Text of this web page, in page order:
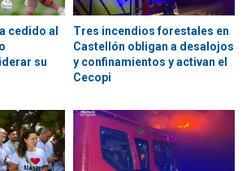
cedido al
su
Tres incendios forestales en
Castellón obligan a desalojos
y confinamientos y activan el
Cecopi